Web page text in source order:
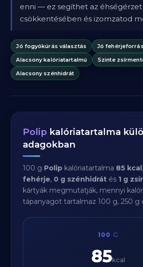
enni — ez segíthet az éhségérzet
csökkentésében és izomzatod
Jó fogyókúrás választás
Jó fehérjeforrás
Alacsony kalóriatartalmú
Szinte
Alacsony szénhidrát
Polip kalóriatartalma
adagokban
100 g Polip kalóriatartalma 85 kcal
fehérje, 0 g szénhidrát és 1 g zsír
kártyák megmutatják, mennyi
tápanyagot tartalmaz 100 g, 250 g
100 G
85kcal